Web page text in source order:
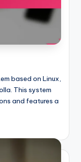
based on Linux,
This system
and features a